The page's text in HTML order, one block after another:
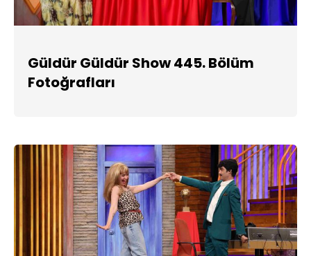
Güldür Güldür Show 445. Bölüm
Fotoğrafları